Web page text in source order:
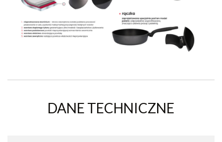
DANE TECHNICZNE